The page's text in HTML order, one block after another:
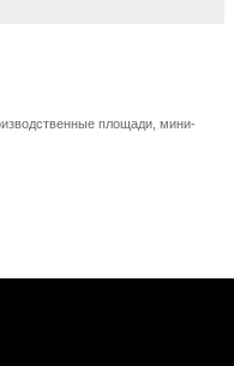
площади, мини-